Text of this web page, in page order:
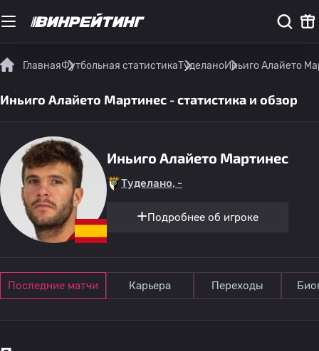
ГлавнаяФутбольная статистикаТуделаноИньиго Алайето
Иньиго Алайето Мартинес - статистика и обзор
Иньиго Алайето Мартинес
Туделано, -
Подробнее об игроке
Последние матчи Карьера Переходы